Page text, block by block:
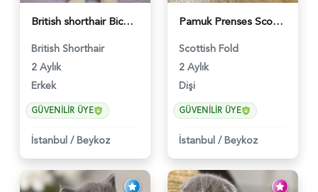
British shorthair Bicolor Lilac Erkek - 5905
British Shorthair
2 Aylık
Erkek
GÜVENILIR ÜYE
İstanbul / Beykoz
Pamuk Prenses Scottish Fold Maviş Yavrumuz - 6009
Scottish Fold
2 Aylık
Dişi
GÜVENILIR ÜYE
İstanbul / Beykoz